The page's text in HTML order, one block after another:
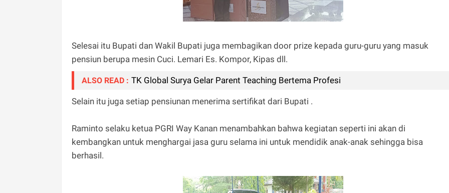
Selesai itu Bupati dan Wakil Bupati juga membagikan door prize kepada guru-guru yang masuk
pensiun berupa mesin Cuci. Lemari Es. Kompor, Kipas dll.
ALSO READ : TK Global Surya Gelar Parent Teaching Bertema Profesi
Selain itu juga setiap pensiunan menerima sertifikat dari Bupati .
Raminto selaku ketua PGRI Way Kanan menambahkan bahwa kegiatan seperti ini akan di
kembangkan untuk menghargai jasa guru selama ini untuk mendidik anak-anak sehingga bisa
berhasil.